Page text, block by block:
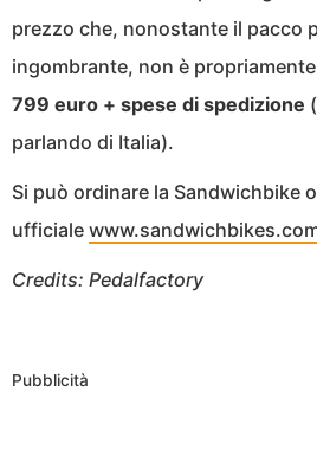
prezzo che, nonostante il pacco
ingombrante, non è
799 euro + spese di spedizione
parlando di Italia).
Si può ordinare la Sandwichbike
ufficiale
Credits: Pedalfactory
Pubblicità